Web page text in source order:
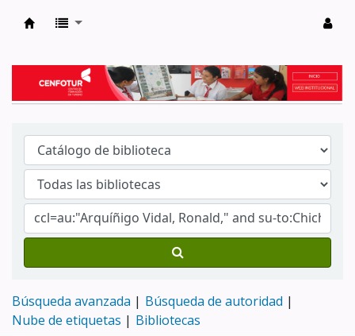
Búsqueda avanzada
Búsqueda de autoridad
Nube de etiquetas
Bibliotecas